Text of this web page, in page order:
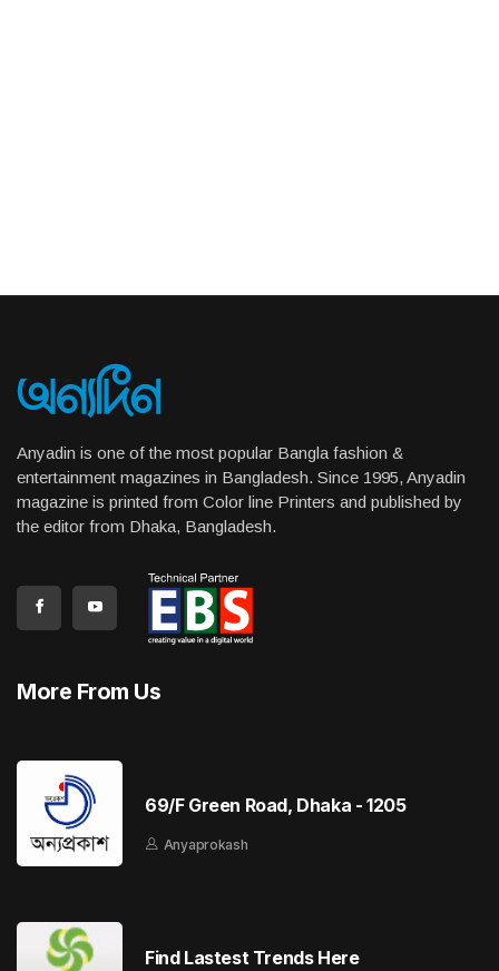
Anyadin is one of the most popular Bangla fashion &
entertainment magazines in Bangladesh. Since 1995, Anyadin
magazine is printed from Color line Printers and published by
the editor from Dhaka, Bangladesh.
More From Us
69/F Green Road, Dhaka - 1205
Anyaprokash
Find Lastest Trends Here